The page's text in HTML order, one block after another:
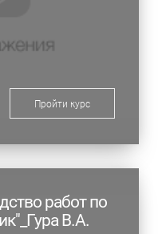
Пройти курс
работ по
В.А.